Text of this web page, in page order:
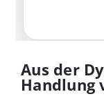
Aus der
Handlung